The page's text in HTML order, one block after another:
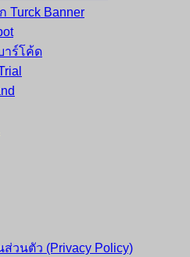
Banner
าร์โค้ด
วนตัว (Privacy Policy)